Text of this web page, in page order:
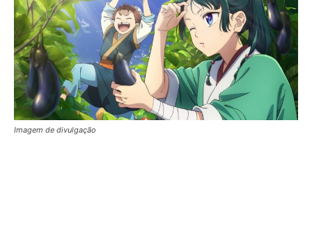
Imagem de divulgação